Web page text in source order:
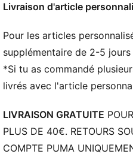
Livraison d'article
Pour les articles
supplémentaire de 2-5
*Si tu as commandé
livrés avec l'article
LIVRAISON GRATUITE
PLUS DE 40€. RETOURS
COMPTE PUMA